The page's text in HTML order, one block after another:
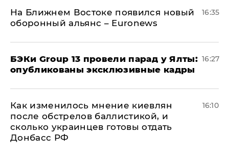
На Ближнем Востоке появился новый
оборонный альянс – Euronews
16:35
​БЭКи Group 13 провели парад у Ялты:
опубликованы эксклюзивные кадры
16:27
Как изменилось мнение киевлян
после обстрелов баллистикой, и
сколько украинцев готовы отдать
Донбасс РФ
16:10